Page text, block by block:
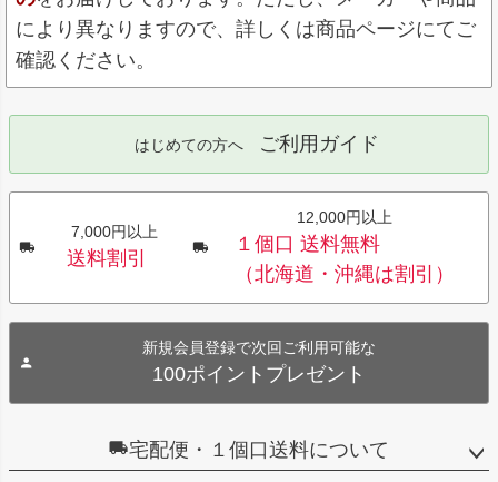
により異なりますので、詳しくは商品ページにてご
確認ください。
はじめての方へ ご利用ガイド
7,000円以上
送料割引
12,000円以上
１個口 送料無料
（北海道・沖縄は割引）
新規会員登録で次回ご利用可能な
100ポイントプレゼント
宅配便・１個口送料について